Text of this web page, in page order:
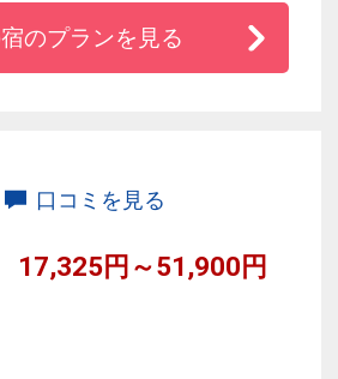
りいただきたいという想いで
努めています。
いらっしゃいます。ぜひ一
Fiが無料
のプランを見る
口コミを見る
17,325円～51,900円